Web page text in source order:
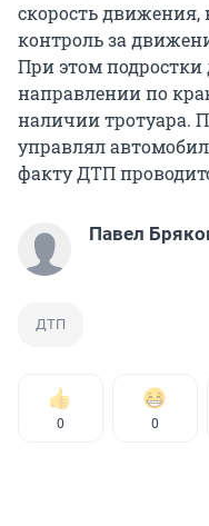
скорость
контроль за
При этом
направлении по
наличии тротуара.
управлял
факту ДТП
Павел
ДТП
0 0